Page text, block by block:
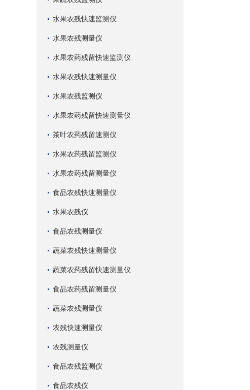
水果农残快速监测仪
水果农残测量仪
水果农药残留快速监测仪
水果农残快速测量仪
水果农残监测仪
水果农药残留快速测量仪
茶叶农药残留速测仪
水果农药残留监测仪
水果农药残留测量仪
食品农残快速测量仪
水果农残仪
食品农残测量仪
蔬菜农残快速测量仪
蔬菜农药残留快速测量仪
食品农药残留测量仪
蔬菜农残测量仪
农残快速测量仪
农残测量仪
食品农残监测仪
食品农残仪